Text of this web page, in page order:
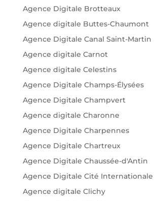
Agence Digitale Brotteaux
Agence digitale Buttes-Chaumont
Agence Digitale Canal Saint-Martin
Agence digitale Carnot
Agence digitale Celestins
Agence Digitale Champs-Élysées
Agence Digitale Champvert
Agence digitale Charonne
Agence Digitale Charpennes
Agence Digitale Chartreux
Agence Digitale Chaussée-d'Antin
Agence Digitale Cité Internationale
Agence digitale Clichy